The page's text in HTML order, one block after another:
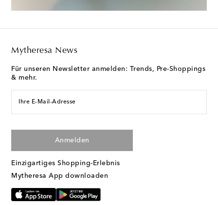
Mytheresa News
Für unseren Newsletter anmelden: Trends, Pre-Shoppings
& mehr.
Ihre E-Mail-Adresse
Anmelden
Einzigartiges Shopping-Erlebnis
Mytheresa App downloaden